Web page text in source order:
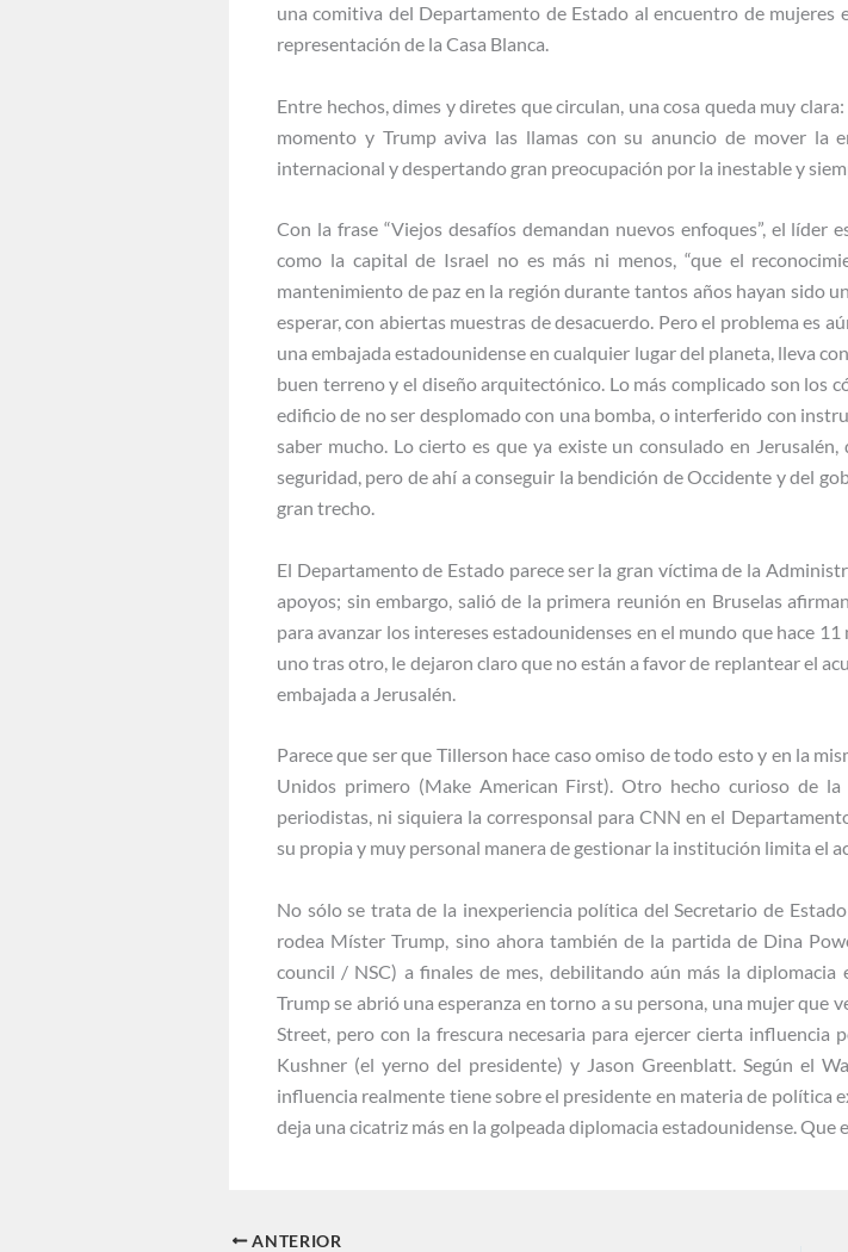
una comitiva del Departamento de Estado al encuentro de mujeres
representación de la Casa Blanca.
Entre hechos, dimes y diretes que circulan, una cosa queda muy
momento y Trump aviva las llamas con su anuncio de mover la
internacional y despertando gran preocupación por la inestable y
Con la frase “Viejos desafíos demandan nuevos enfoques”, el
como la capital de Israel no es más ni menos, “que el
mantenimiento de paz en la región durante tantos años hayan sido
esperar, con abiertas muestras de desacuerdo. Pero el problema es
una embajada estadounidense en cualquier lugar del planeta, lleva
buen terreno y el diseño arquitectónico. Lo más complicado son los
edificio de no ser desplomado con una bomba, o interferido con
saber mucho. Lo cierto es que ya existe un consulado en
seguridad, pero de ahí a conseguir la bendición de Occidente y del
gran trecho.
El Departamento de Estado parece ser la gran víctima de la
apoyos; sin embargo, salió de la primera reunión en Bruselas
para avanzar los intereses estadounidenses en el mundo que hace
uno tras otro, le dejaron claro que no están a favor de replantear el
embajada a Jerusalén.
Parece que ser que Tillerson hace caso omiso de todo esto y en la
Unidos primero (Make American First). Otro hecho curioso de
periodistas, ni siquiera la corresponsal para CNN en el
su propia y muy personal manera de gestionar la institución limita el
No sólo se trata de la inexperiencia política del Secretario de
rodea Míster Trump, sino ahora también de la partida de Dina
council / NSC) a finales de mes, debilitando aún más la
Trump se abrió una esperanza en torno a su persona, una mujer
Street, pero con la frescura necesaria para ejercer cierta
Kushner (el yerno del presidente) y Jason Greenblatt. Según el
influencia realmente tiene sobre el presidente en materia de política
deja una cicatriz más en la golpeada diplomacia estadounidense.
ANTERIOR